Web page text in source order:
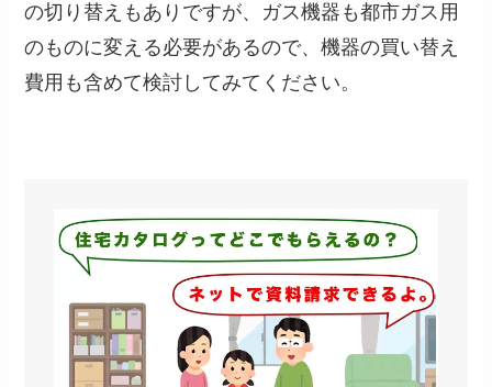
の切り替えもありですが、ガス機器も都市ガス用
のものに変える必要があるので、機器の買い替え
費用も含めて検討してみてください。